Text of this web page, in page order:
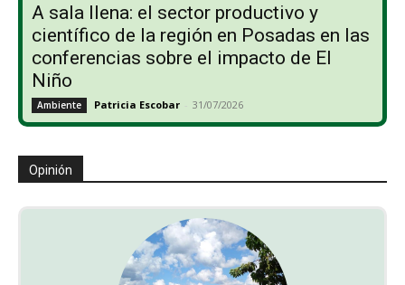
A sala llena: el sector productivo y
científico de la región en Posadas en las
conferencias sobre el impacto de El
Niño
Ambiente Patricia Escobar - 31/07/2026
Opinión